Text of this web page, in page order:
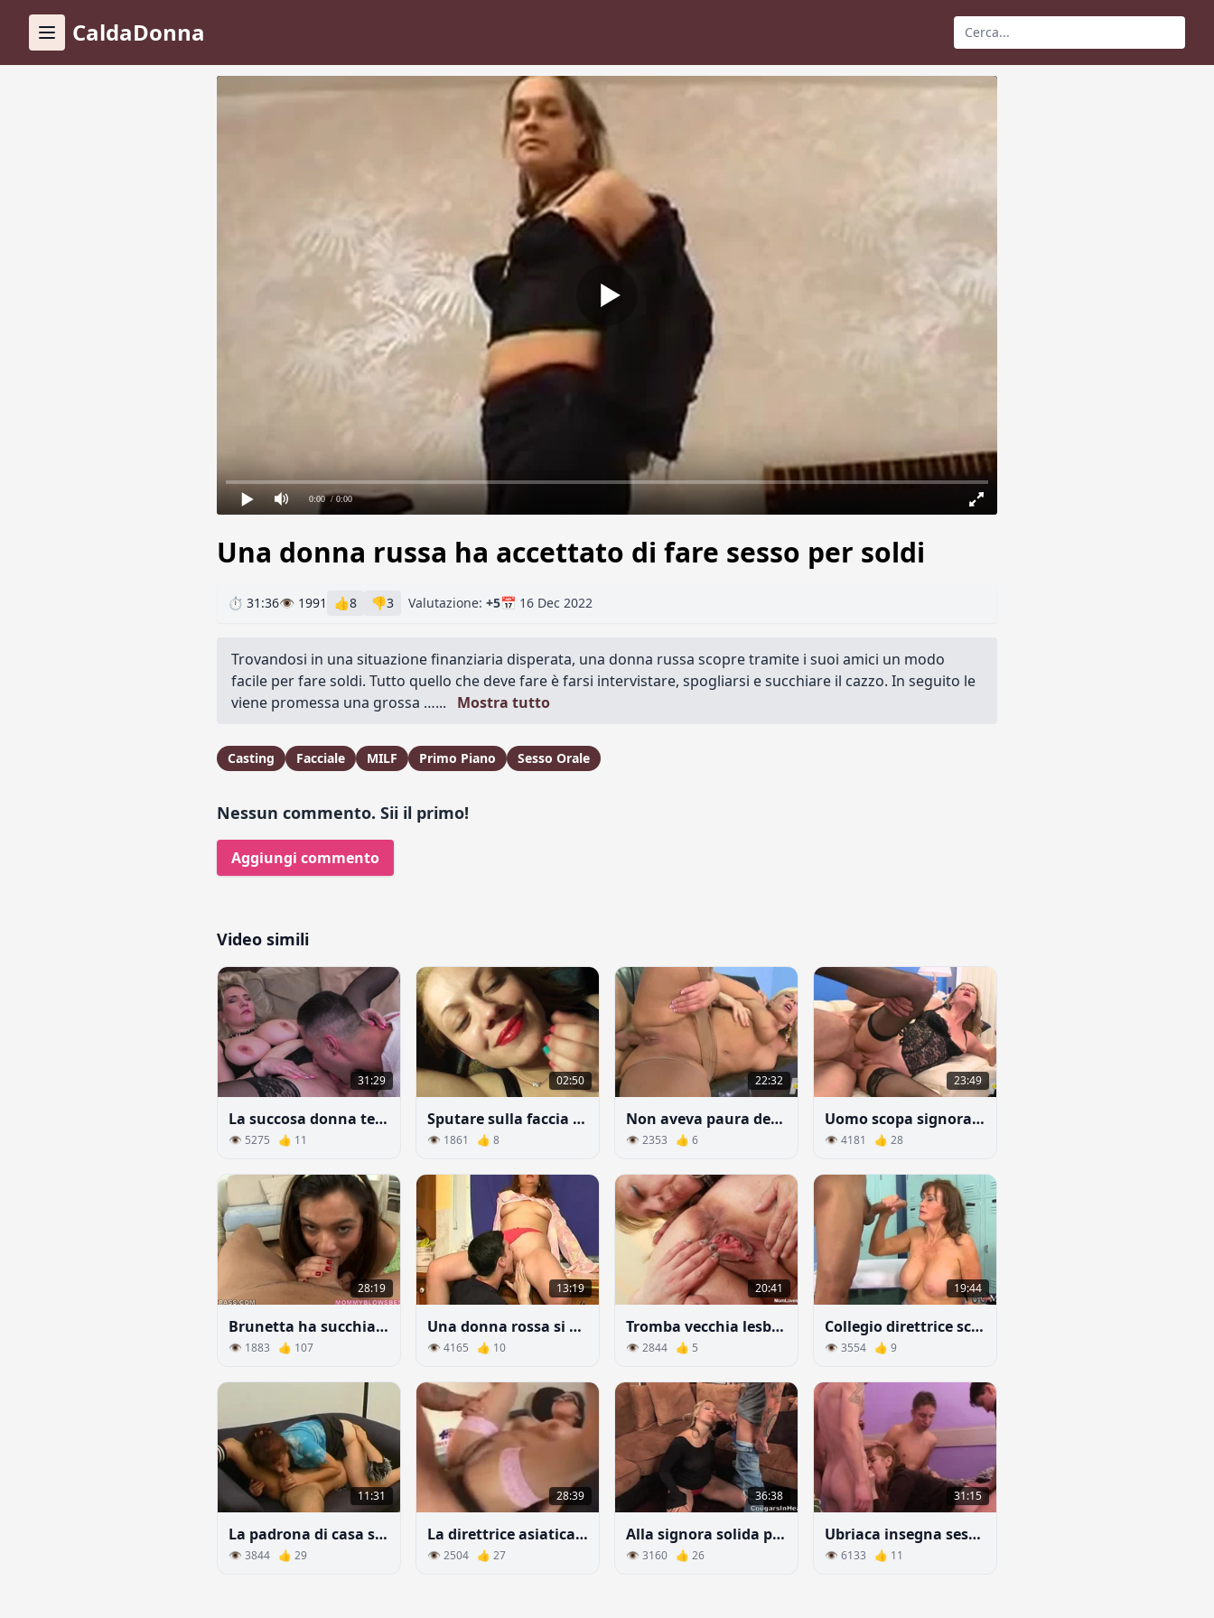
CaldaDonna
0:00 / 0:00
Una donna russa ha accettato di fare sesso per soldi
⏱ 31:36👁 1991 👍8 👎3 Valutazione: +5📅 16 Dec 2022
Trovandosi in una situazione finanziaria disperata, una donna russa scopre tramite i suoi amici un modo
facile per fare soldi. Tutto quello che deve fare è farsi intervistare, spogliarsi e succhiare il cazzo. In seguito le
viene promessa una grossa …...
Mostra tutto
Casting Facciale MILF Primo Piano Sesso Orale
Nessun commento. Sii il primo!
Aggiungi commento
Video simili
31:29
La succosa donna tedesca gode del sesso tanto atteso
👁 5275 👍 11
02:50
Sputare sulla faccia della ragazza e farglielo succhiare
👁 1861 👍 8
22:32
Non aveva paura dell'anale
👁 2353 👍 6
23:49
Uomo scopa signora matura escort
👁 4181 👍 28
28:19
Brunetta ha succhiato il cazzo del vicino dopo una discussione con la moglie
👁 1883 👍 107
13:19
Una donna rossa si scopa il figlio della sua vicina in cucina
👁 4165 👍 10
20:41
Tromba vecchia lesbica con un giocattolo e la domina
👁 2844 👍 5
19:44
Collegio direttrice scopata da studente in spogliatoio
👁 3554 👍 9
11:31
La padrona di casa seduce uno studente ubriaco
👁 3844 👍 29
28:39
La direttrice asiatica scopa in ufficio con un operaio
👁 2504 👍 27
36:38
Alla signora solida piace il giovane cazzo
👁 3160 👍 26
31:15
Ubriaca insegna sesso ai ragazzi giovani per una bottiglia di vodka
👁 6133 👍 11